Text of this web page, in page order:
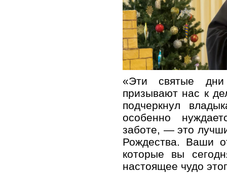
«Эти святые
призывают нас к
подчеркнул
особенно
заботе, — это
Рождества. Ваши
которые вы
настоящее чудо